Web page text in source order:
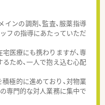
ンの調剤、監査、服薬指導
フの指導にあたっていただ
医療にも携わりますが、専
ため、一人で抱え込む心配
極的に進めており、対物業
専門的な対人業務に集中で